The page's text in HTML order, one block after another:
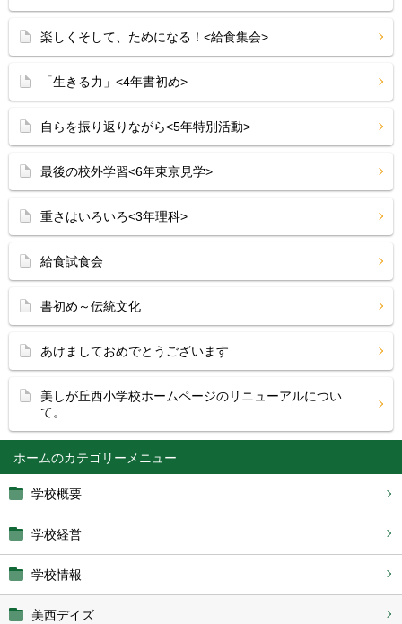
ホーム
学校概要
学校経営
学校情報
美西デイズ
楽しくそして、ためになる！<給食集会>
「生きる力」<4年書初め>
自らを振り返りながら<5年特別活動>
最後の校外学習<6年東京見学>
重さはいろいろ<3年理科>
給食試食会
書初め～伝統文化
あけましておめでとうございます
美しが丘西小学校ホームページのリニューアルについ
て。